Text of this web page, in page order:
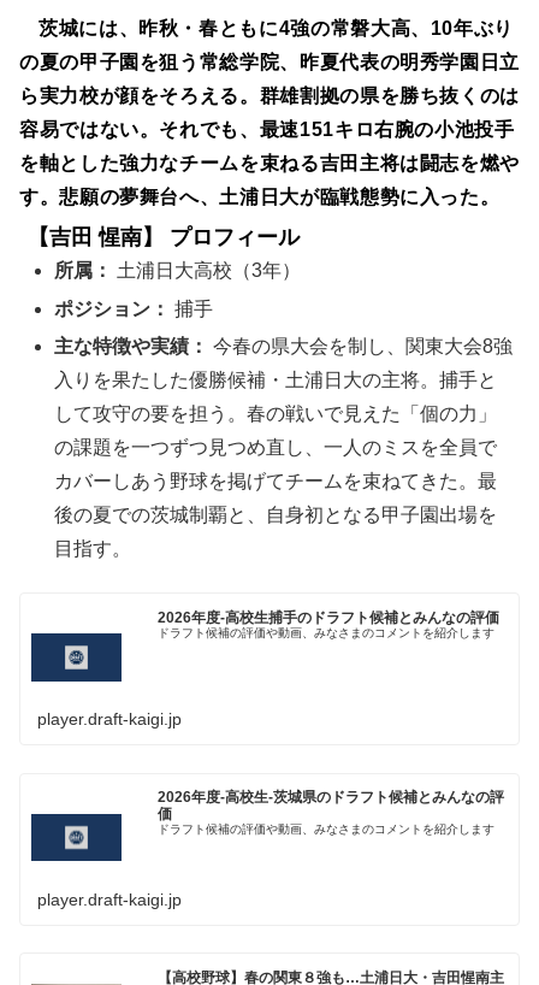
茨城には、昨秋・春ともに4強の常磐大高、10年ぶり
の夏の甲子園を狙う常総学院、昨夏代表の明秀学園日立
ら実力校が顔をそろえる。群雄割拠の県を勝ち抜くのは
容易ではない。それでも、最速151キロ右腕の小池投手
を軸とした強力なチームを束ねる吉田主将は闘志を燃や
す。悲願の夢舞台へ、土浦日大が臨戦態勢に入った。
【吉田 惺南】 プロフィール
所属： 土浦日大高校（3年）
ポジション： 捕手
主な特徴や実績： 今春の県大会を制し、関東大会8強
入りを果たした優勝候補・土浦日大の主将。捕手と
して攻守の要を担う。春の戦いで見えた「個の力」
の課題を一つずつ見つめ直し、一人のミスを全員で
カバーしあう野球を掲げてチームを束ねてきた。最
後の夏での茨城制覇と、自身初となる甲子園出場を
目指す。
2026年度-高校生捕手のドラフト候補とみんなの評価
ドラフト候補の評価や動画、みなさまのコメントを紹介します
player.draft-kaigi.jp
2026年度-高校生-茨城県のドラフト候補とみんなの評
価
ドラフト候補の評価や動画、みなさまのコメントを紹介します
player.draft-kaigi.jp
【高校野球】春の関東８強も…土浦日大・吉田惺南主